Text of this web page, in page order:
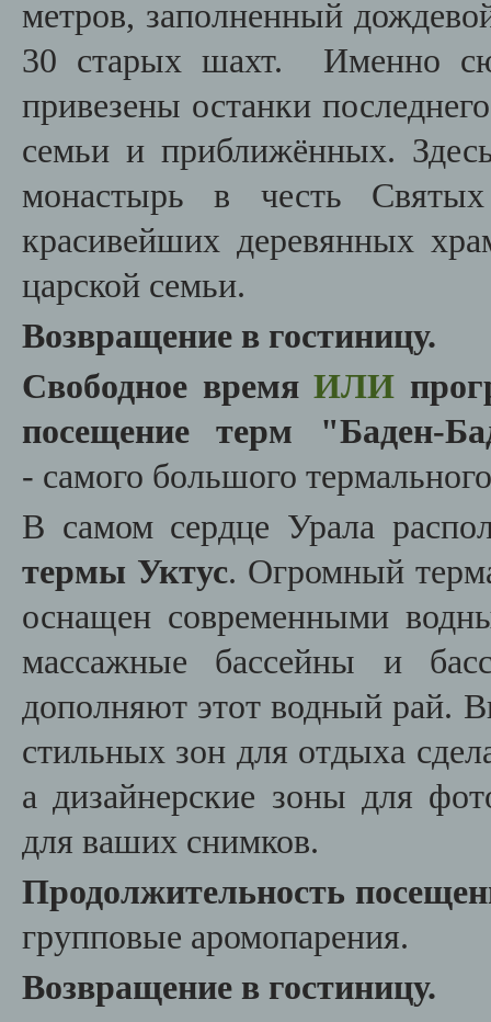
метров, заполненный
30 старых шахт.
Именно
привезены останки
семьи и приближённых.
монастырь в честь
красивейших деревянных
царской семьи.
Возвращение в гостиницу.
Свободное время ИЛИ
посещение терм "Баден-
- самого большого
В самом сердце Урала
термы Уктус. Огромный
оснащен современными
массажные бассейны и
дополняют этот водный рай.
стильных зон для отдыха
а дизайнерские зоны для
для ваших снимков.
Продолжительность
групповые аромопарения.
Возвращение в гостиницу.